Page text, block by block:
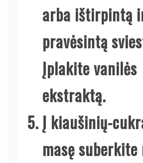
arba ištirpintą
pravėsintą
Įplakite vanilės
ekstraktą.
Į kiaušinių-
masę